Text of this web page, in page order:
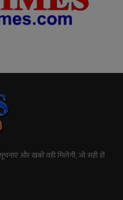
और खबरें वही मिलेंगी, जो सही हों